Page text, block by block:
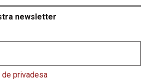
newsletter
privadesa